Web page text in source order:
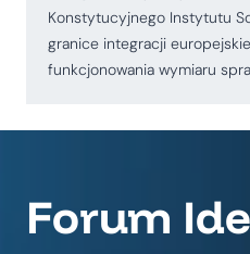
Konstytucyjnego Instytutu
granice integracji
funkcjonowania wymiaru
Forum